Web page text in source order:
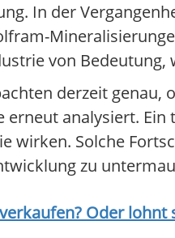
In der
von
derzeit genau,
erneut analysiert.
wirken. Solche
zu
Oder lohnt